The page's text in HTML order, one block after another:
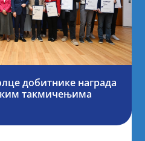
добитнике награда
такмичењима